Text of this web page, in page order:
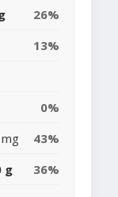
26%
13%
0%
43%
g
36%